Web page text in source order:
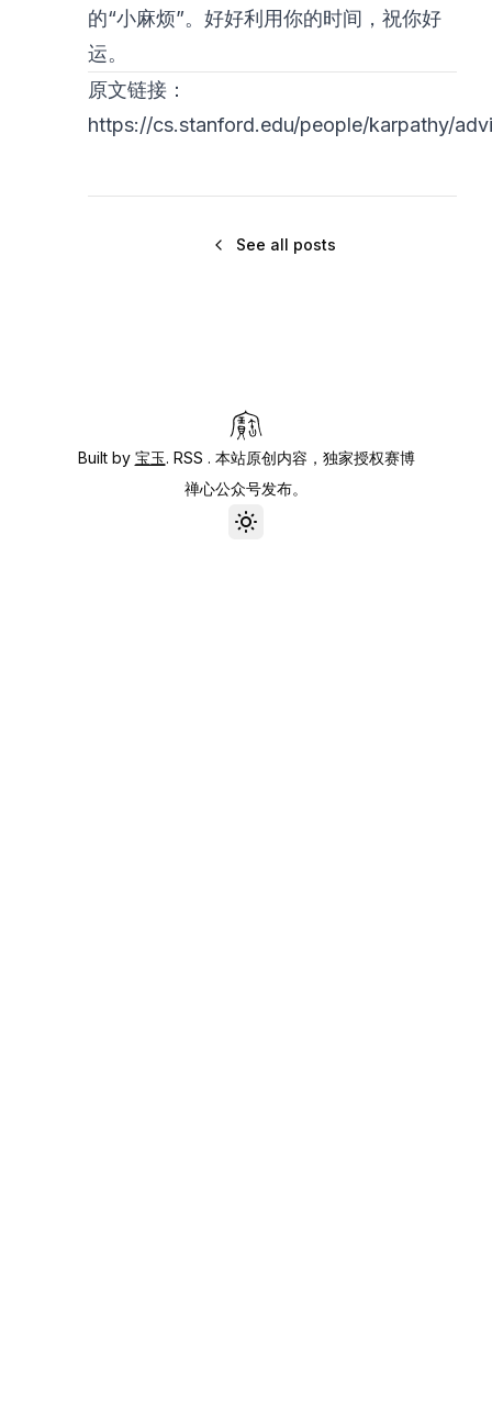
的“小麻烦”。好好利用你的时间，祝你好
运。
原文链接：
https://cs.stanford.edu/people/karpathy/
See all posts
Built by 宝玉. RSS . 本站原创内容，独家授权赛博
禅心公众号发布。
Toggle theme